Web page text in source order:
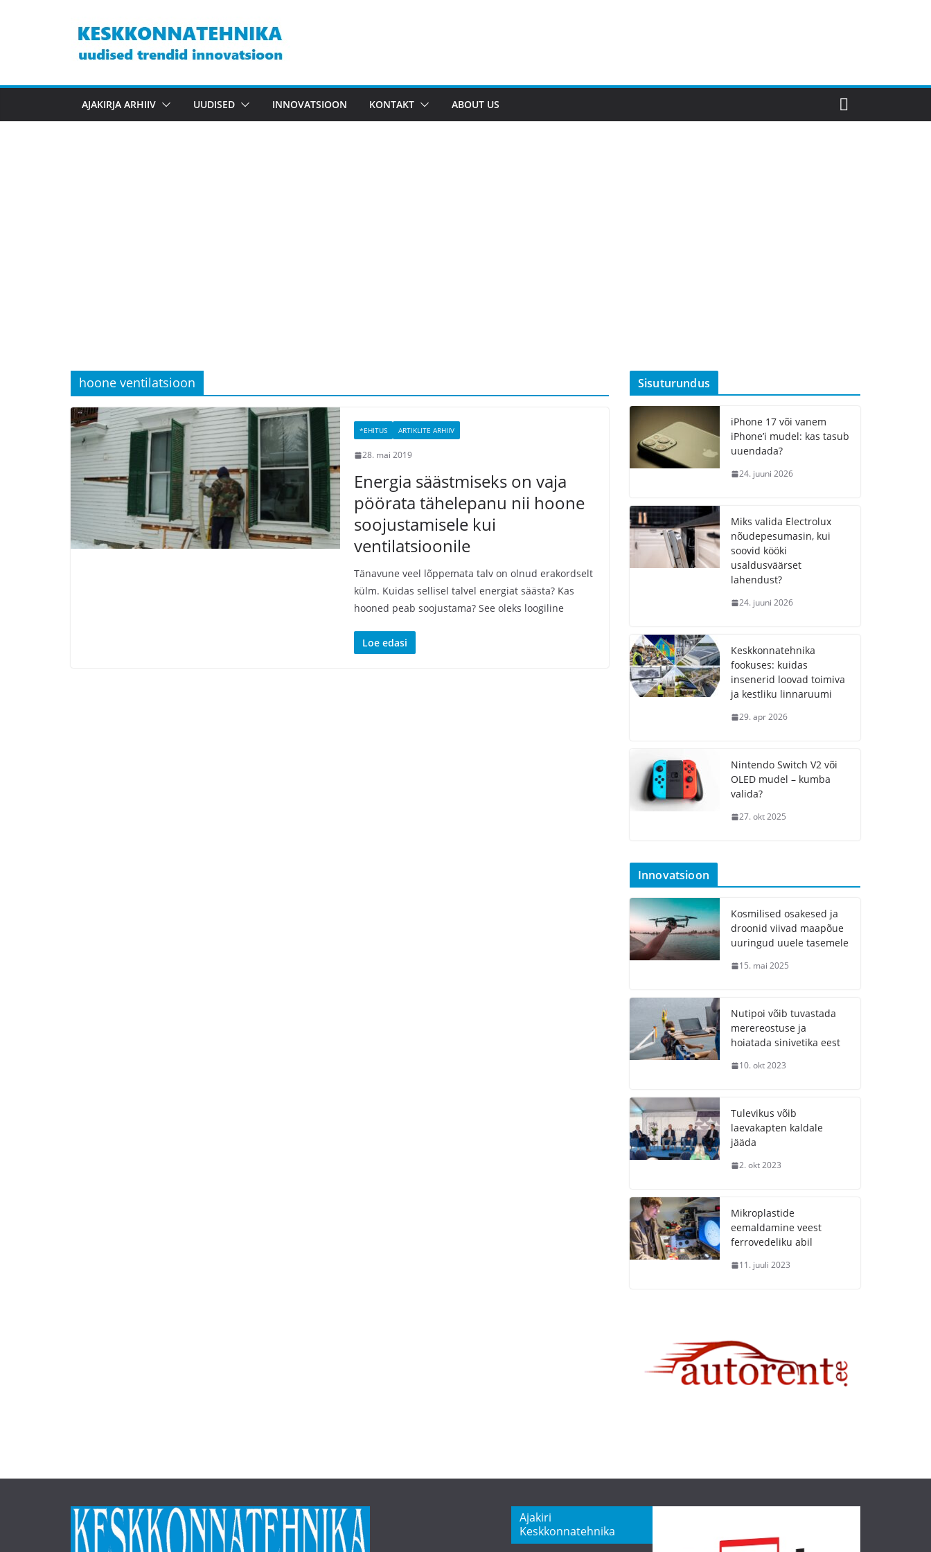
AJAKIRJA ARHIIV UUDISED INNOVATSIOON KONTAKT ABOUT US
hoone ventilatsioon
*EHITUS ARTIKLITE ARHIIV
28. mai 2019
Energia säästmiseks on vaja
pöörata tähelepanu nii hoone
soojustamisele kui
ventilatsioonile
Tänavune veel lõppemata talv on olnud erakordselt
külm. Kuidas sellisel talvel energiat säästa? Kas
hooned peab soojustama? See oleks loogiline
Loe edasi
Sisuturundus
iPhone 17 või vanem
iPhone’i mudel: kas tasub
uuendada?
24. juuni 2026
Miks valida Electrolux
nõudepesumasin, kui
soovid kööki
usaldusväärset
lahendust?
24. juuni 2026
Keskkonnatehnika
fookuses: kuidas
insenerid loovad toimiva
ja kestliku linnaruumi
29. apr 2026
Nintendo Switch V2 või
OLED mudel – kumba
valida?
27. okt 2025
Innovatsioon
Kosmilised osakesed ja
droonid viivad maapõue
uuringud uuele tasemele
15. mai 2025
Nutipoi võib tuvastada
merereostuse ja
hoiatada sinivetika eest
10. okt 2023
Tulevikus võib
laevakapten kaldale
jääda
2. okt 2023
Mikroplastide
eemaldamine veest
ferrovedeliku abil
11. juuli 2023
Ajakiri
Keskkonnatehnika